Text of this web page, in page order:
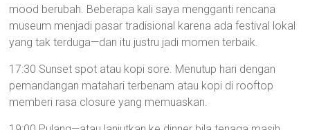
mood berubah. Beberapa kali saya mengganti rencana
museum menjadi pasar tradisional karena ada festival lokal
yang tak terduga—dan itu justru jadi momen terbaik.
17:30 Sunset spot atau kopi sore. Menutup hari dengan
pemandangan matahari terbenam atau kopi di rooftop
memberi rasa closure yang memuaskan.